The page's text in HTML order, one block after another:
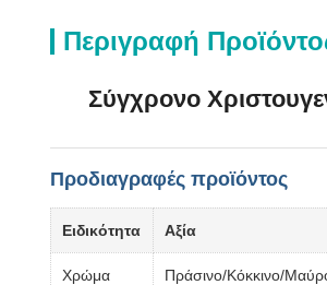
Περιγραφή
Σύγχρονο
Προδιαγραφές προϊόντος
Ειδικότητα Αξία
Χρώμα Πράσινο/Κόκκινο/